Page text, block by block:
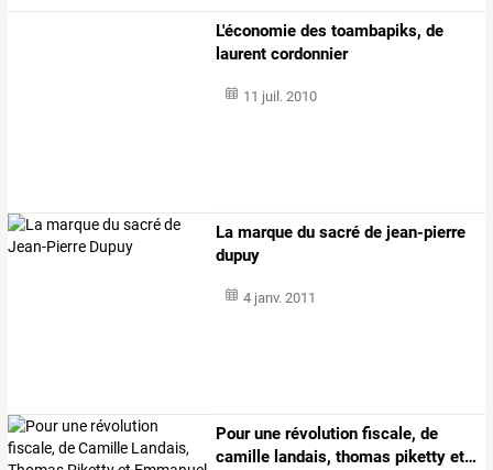
L'économie des toambapiks, de
laurent cordonnier
11 juil. 2010
La marque du sacré de jean-pierre
dupuy
4 janv. 2011
Pourune révolution fiscale, de
camille landais, thomas piketty et…